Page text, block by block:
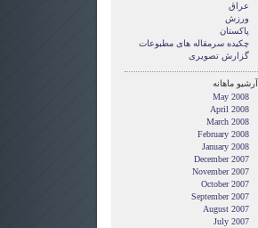
عراق
ورزش
پاکستان
چکیده سرمقاله های مطبوعات
گزارش تصويری
آرشیو ماهانه
May 2008
April 2008
March 2008
February 2008
January 2008
December 2007
November 2007
October 2007
September 2007
August 2007
July 2007